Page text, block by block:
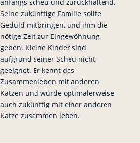
anfangs scheu und zurückhaltend.
Seine zukünftige Familie sollte
Geduld mitbringen, und ihm die
nötige Zeit zur Eingewöhnung
geben. Kleine Kinder sind
aufgrund seiner Scheu nicht
geeignet. Er kennt das
Zusammenleben mit anderen
Katzen und würde optimalerweise
auch zukünftig mit einer anderen
Katze zusammen leben.